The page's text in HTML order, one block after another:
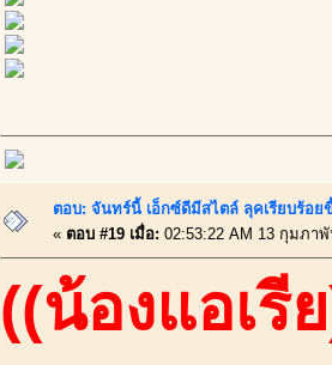
ตอบ: จันทร์นี้ เอ็กซ์ดีมีสไตล์ ลุคเรียบร้อ
« ตอบ #19 เมื่อ: 02:53:22 AM 13 กุมภา
((น้องแอเรี